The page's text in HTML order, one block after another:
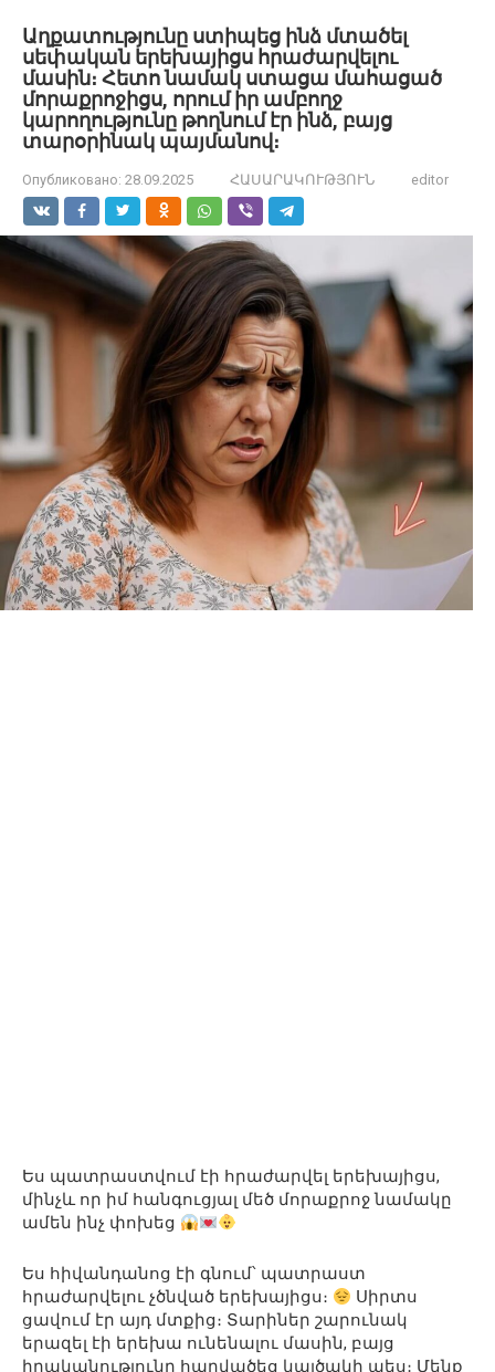
Աղքատությունը ստիպեց ինձ մտածել
սեփական երեխայիցս հրաժարվելու
մասին։ Հետո նամակ ստացա մահացած
մորաքրոջիցս, որում իր ամբողջ
կարողությունը թողնում էր ինձ, բայց
տարօրինակ պայմանով։
Опубликовано: 28.09.2025 ՀԱՍԱՐԱԿՈՒԹՅՈՒՆ editor
Ես պատրաստվում էի հրաժարվել երեխայիցս,
մինչև որ իմ հանգուցյալ մեծ մորաքրոջ նամակը
ամեն ինչ փոխեց
Ես հիվանդանոց էի գնում՝ պատրաստ
հրաժարվելու չծնված երեխայիցս։
Սիրտս
ցավում էր այդ մտքից։ Տարիներ շարունակ
երազել էի երեխա ունենալու մասին, բայց
իրականությունը հարվածեց կայծակի պես։ Մենք